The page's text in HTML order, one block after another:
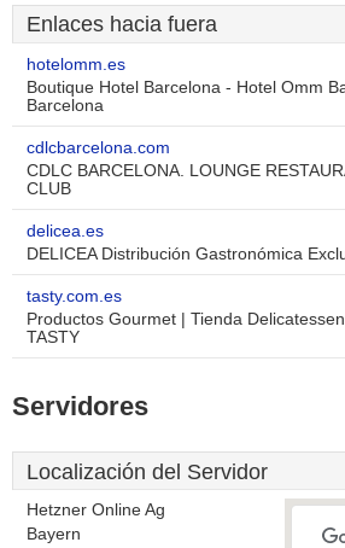
Enlaces hacia fuera
hotelomm.es
Boutique Hotel Barcelona - Hotel Omm
Barcelona
cdlcbarcelona.com
CDLC BARCELONA. LOUNGE
CLUB
delicea.es
DELICEA Distribución Gastronómica
tasty.com.es
Productos Gourmet | Tienda
TASTY
Servidores
Localización del Servidor
Hetzner Online Ag
Bayern